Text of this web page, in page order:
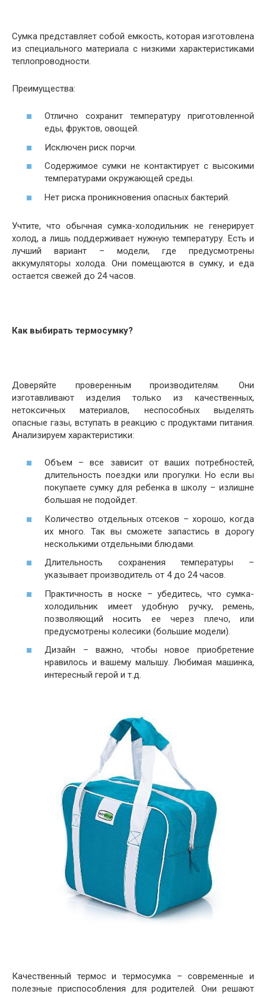
Сумка представляет собой емкость, которая изготовлена
из специального материала с низкими характеристиками
теплопроводности.
Преимущества:
Отлично сохранит температуру приготовленной
еды, фруктов, овощей.
Исключен риск порчи.
Содержимое сумки не контактирует с высокими
температурами окружающей среды.
Нет риска проникновения опасных бактерий.
Учтите, что обычная сумка-холодильник не генерирует
холод, а лишь поддерживает нужную температуру. Есть и
лучший вариант – модели, где предусмотрены
аккумуляторы холода. Они помещаются в сумку, и еда
остается свежей до 24 часов.
Как выбирать термосумку?
Доверяйте проверенным производителям. Они
изготавливают изделия только из качественных,
нетоксичных материалов, неспособных выделять
опасные газы, вступать в реакцию с продуктами питания.
Анализируем характеристики:
Объем – все зависит от ваших потребностей,
длительность поездки или прогулки. Но если вы
покупаете сумку для ребенка в школу – излишне
большая не подойдет.
Количество отдельных отсеков – хорошо, когда
их много. Так вы сможете запастись в дорогу
несколькими отдельными блюдами.
Длительность сохранения температуры –
указывает производитель от 4 до 24 часов.
Практичность в носке – убедитесь, что сумка-
холодильник имеет удобную ручку, ремень,
позволяющий носить ее через плечо, или
предусмотрены колесики (большие модели).
Дизайн – важно, чтобы новое приобретение
нравилось и вашему малышу. Любимая машинка,
интересный герой и т.д.
Качественный термос и термосумка – современные и
полезные приспособления для родителей. Они решают